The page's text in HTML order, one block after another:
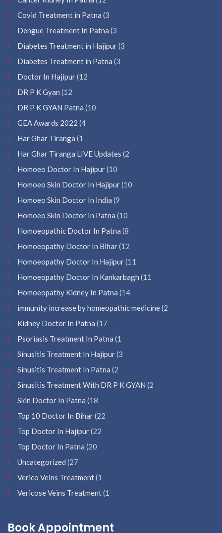
Covid Treatment in Patna (3
Dengue Treatment In Patna (3
Diabetes Treatment in Hajipur(3
Diabetes Treatment in Patna (3
Doctor In Hajipur(12
DR P K Gyan (12
DR P K GYAN Patna (10
GEA Awards 2022 (4
Har Ghar Tiranga (1
Har Ghar Tiranga LIVE Updates (2
Homoeo Doctor In Hajipur(10
Homoeo Skin Doctor In Hajipur(10
Homoeo Skin Doctor In India (9
Homoeo Skin Doctor In Patna (10
Homoeopathic Doctor In Patna (8
Homoeopathy Doctor In Bihar(12
Homoeopathy Doctor In Hajipur(11
Homoeopathy Doctor In Kankarbagh (11
Homoeopathy Kidney In Patna (14
immunity increase by homeopathic medicine(2
Kidney Doctor In Patna (17
Psoriasis Treatment In Patna (1
Sinusitis Treatment In Hajipur(3
Sinusitis Treatment In Patna (2
Sinusitis Treatment With DR P K GYAN (2
Skin Doctor In Patna (18
Top 10 Doctor In Bihar(22
Top Doctor In Hajipur(22
Top Doctor In Patna (20
Uncategorized (27
Verico Veins Treatment(1
Vericose Veins Treatment(1
Book Appointment